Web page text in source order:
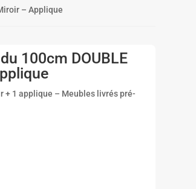
– Applique
100cm DOUBLE
+ 1 applique – Meubles livrés pré-